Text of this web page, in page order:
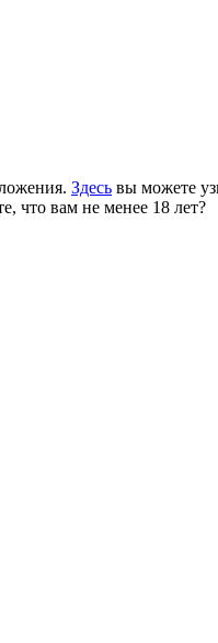
Здесь вы можете
что вам не менее 18 лет?